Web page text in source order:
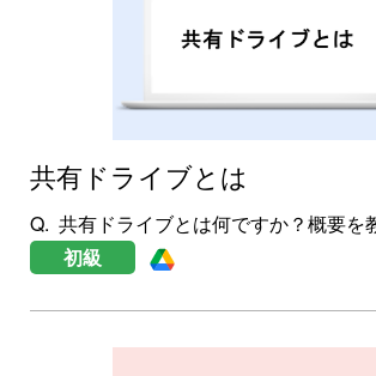
共有ドライブとは
共有ドライブとは何ですか？概要を
初級